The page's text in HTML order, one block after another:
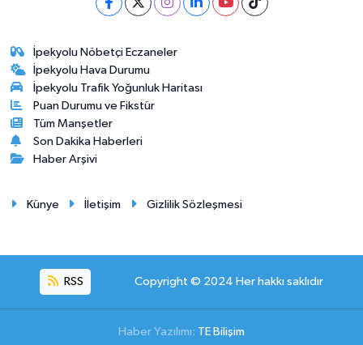
İpekyolu Nöbetçi Eczaneler
İpekyolu Hava Durumu
İpekyolu Trafik Yoğunluk Haritası
Puan Durumu ve Fikstür
Tüm Manşetler
Son Dakika Haberleri
Haber Arşivi
Künye İletişim Gizlilik Sözleşmesi
RSS Copyright © 2024 Her hakkı saklıdır
Haber Yazılımı: TE Bilişim